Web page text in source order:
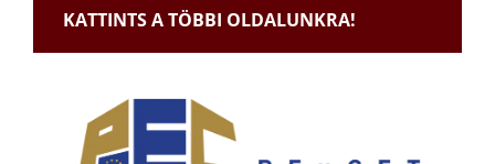
KATTINTS A TÖBBI OLDALUNKRA!